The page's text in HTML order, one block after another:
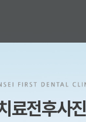
료전후사진